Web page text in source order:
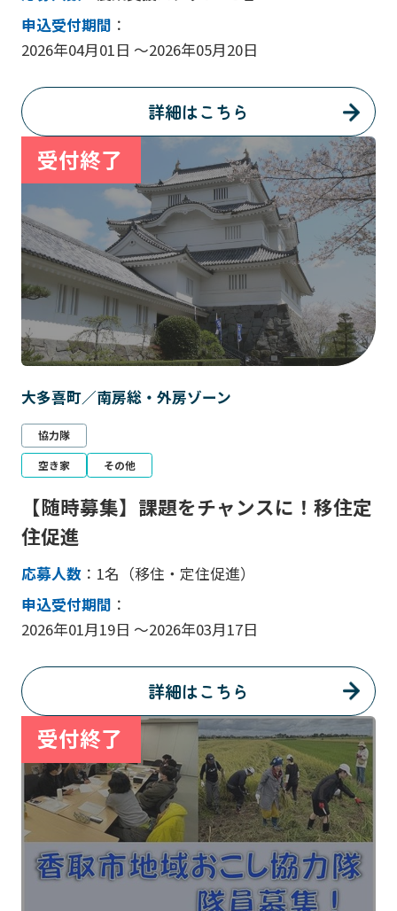
申込受付期間 ：
2026年04月01日 ～2026年05月20日
詳細はこちら
大多喜町／南房総・外房ゾーン
協力隊
空き家
その他
【随時募集】課題をチャンスに！移住定
住促進
応募人数：1名（移住・定住促進）
申込受付期間 ：
2026年01月19日 ～2026年03月17日
詳細はこちら